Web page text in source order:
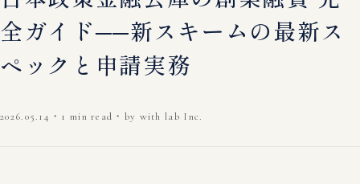
全ガイド──新スキームの最新ス
ペックと申請実務
2026.05.14 ・ 1 min read ・ by with lab Inc.